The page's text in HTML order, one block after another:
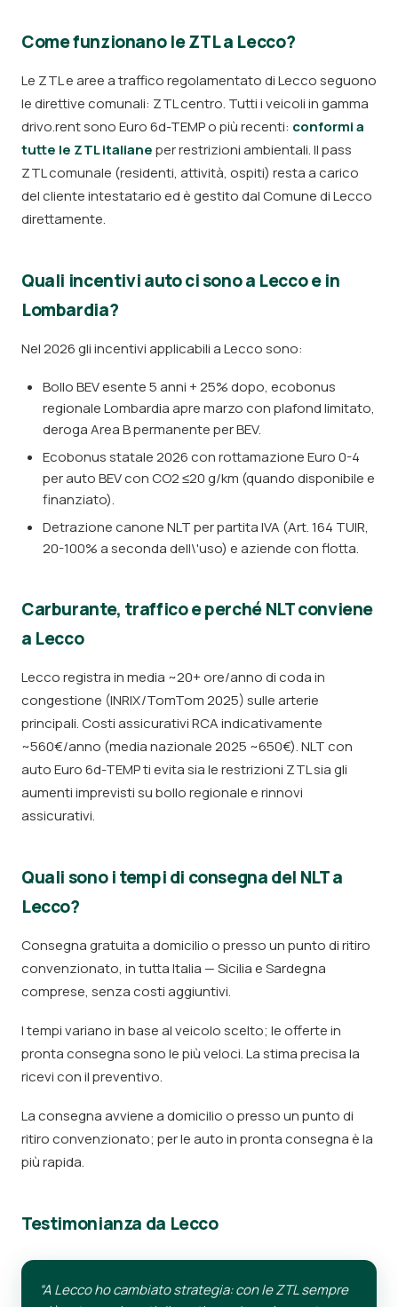
Come funzionano le ZTL a Lecco?
Le ZTL e aree a traffico regolamentato di Lecco seguono
le direttive comunali: ZTL centro. Tutti i veicoli in gamma
drivo.rent sono Euro 6d-TEMP o più recenti: conformi a
tutte le ZTL italianeper restrizioni ambientali. Il pass
ZTL comunale (residenti, attività, ospiti) resta a carico
del cliente intestatario ed è gestito dal Comune di Lecco
direttamente.
Quali incentivi auto ci sono a Lecco e in
Lombardia?
Nel 2026 gli incentivi applicabili a Lecco sono:
Bollo BEV esente 5 anni + 25% dopo, ecobonus
regionale Lombardia apre marzo con plafond limitato,
deroga Area B permanente per BEV.
Ecobonus statale 2026 con rottamazione Euro 0-4
per auto BEV con CO2 ≤20 g/km (quando disponibile e
finanziato).
Detrazione canone NLT per partita IVA (Art. 164 TUIR,
20-100% a seconda dell\'uso) e aziende con flotta.
Carburante, traffico e perché NLT conviene
a Lecco
Lecco registra in media ~20+ ore/anno di coda in
congestione (INRIX/TomTom 2025) sulle arterie
principali. Costi assicurativi RCA indicativamente
~560€/anno (media nazionale 2025 ~650€). NLT con
auto Euro 6d-TEMP ti evita sia le restrizioni ZTL sia gli
aumenti imprevisti su bollo regionale e rinnovi
assicurativi.
Quali sono i tempi di consegna del NLT a
Lecco?
Consegna gratuita a domicilio o presso un punto di ritiro
convenzionato, in tutta Italia — Sicilia e Sardegna
comprese, senza costi aggiuntivi.
I tempi variano in base al veicolo scelto; le offerte in
pronta consegna sono le più veloci. La stima precisa la
ricevi con il preventivo.
La consegna avviene a domicilio o presso un punto di
ritiro convenzionato; per le auto in pronta consegna è la
più rapida.
Testimonianza da Lecco
“A Lecco ho cambiato strategia: con le ZTL sempre